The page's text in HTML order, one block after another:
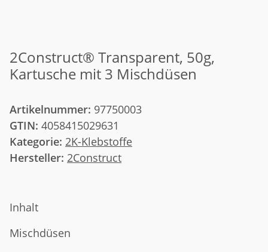
2Construct® Transparent, 50g,
Kartusche mit 3 Mischdüsen
Artikelnummer: 97750003
GTIN: 4058415029631
Kategorie: 2K-Klebstoffe
Hersteller: 2Construct
Inhalt
Mischdüsen